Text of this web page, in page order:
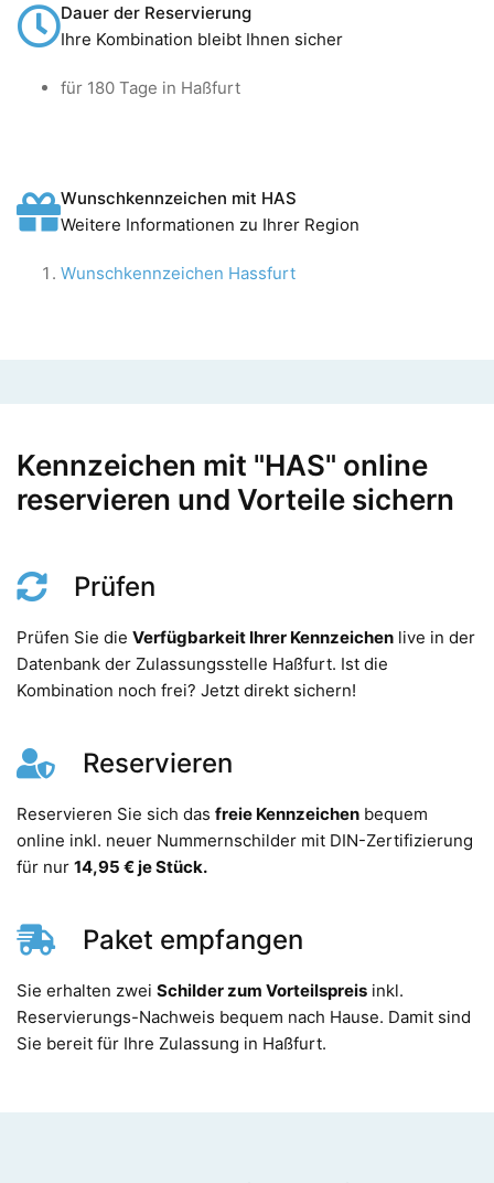
Dauer der Reservierung
Ihre Kombination bleibt Ihnen sicher
für 180 Tage in Haßfurt
Wunschkennzeichen mit HAS
Weitere Informationen zu Ihrer Region
Wunschkennzeichen Hassfurt
Kennzeichen mit "HAS" online
reservieren und Vorteile sichern
Prüfen
Prüfen Sie die Verfügbarkeit Ihrer Kennzeichen live in der
Datenbank der Zulassungsstelle Haßfurt. Ist die
Kombination noch frei? Jetzt direkt sichern!
Reservieren
Reservieren Sie sich das freie Kennzeichen bequem
online inkl. neuer Nummernschilder mit DIN-Zertifizierung
für nur 14,95 € je Stück.
Paket empfangen
Sie erhalten zwei Schilder zum Vorteilspreis inkl.
Reservierungs-Nachweis bequem nach Hause. Damit sind
Sie bereit für Ihre Zulassung in Haßfurt.